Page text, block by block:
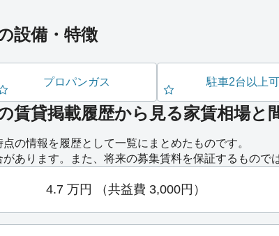
設備・特徴
プロパンガス 駐車2台以上可
貸掲載履歴から見る家賃相場と
の情報を履歴として一覧にまとめたものです。
あります。また、将来の募集賃料を保証するもので
4.7 万円 （共益費 3,000円）